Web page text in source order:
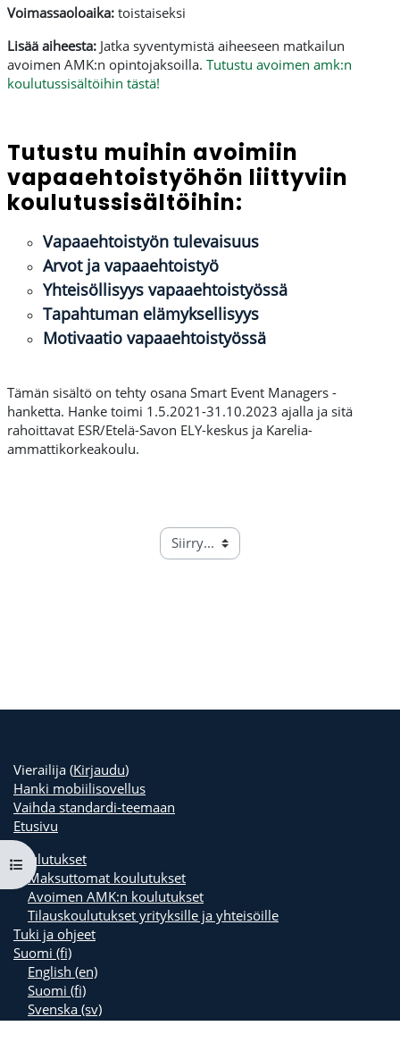
Avaa kurssisisältö
Voimassaoloaika: toistaiseksi
Lisää aiheesta: Jatka syventymistä aiheeseen matkailun
avoimen AMK:n opintojaksoilla. Tutustu avoimen amk:n
koulutussisältöihin tästä!
Tutustu muihin avoimiin
vapaaehtoistyöhön liittyviin
koulutussisältöihin:
Vapaaehtoistyön tulevaisuus
Arvot ja vapaaehtoistyö
Yhteisöllisyys vapaaehtoistyössä
Tapahtuman elämyksellisyys
Motivaatio vapaaehtoistyössä
Tämän sisältö on tehty osana Smart Event Managers -
hanketta. Hanke toimi 1.5.2021-31.10.2023 ajalla ja sitä
rahoittavat ESR/Etelä-Savon ELY-keskus ja Karelia-
ammattikorkeakoulu.
Vierailija (Kirjaudu)
Hanki mobiilisovellus
Vaihda standardi-teemaan
Etusivu
Koulutukset
Maksuttomat koulutukset
Avoimen AMK:n koulutukset
Tilauskoulutukset yrityksille ja yhteisöille
Tuki ja ohjeet
Suomi ‎(fi)‎
English ‎(en)‎
Suomi ‎(fi)‎
Svenska ‎(sv)‎